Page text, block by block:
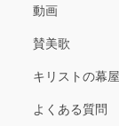
動画
賛美歌
キリストの幕屋
よくある質問